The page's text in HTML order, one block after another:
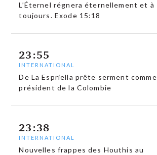
L’Éternel régnera éternellement et à
toujours. Exode 15:18
23:55
INTERNATIONAL
De La Espriella prête serment comme
président de la Colombie
23:38
INTERNATIONAL
Nouvelles frappes des Houthis au